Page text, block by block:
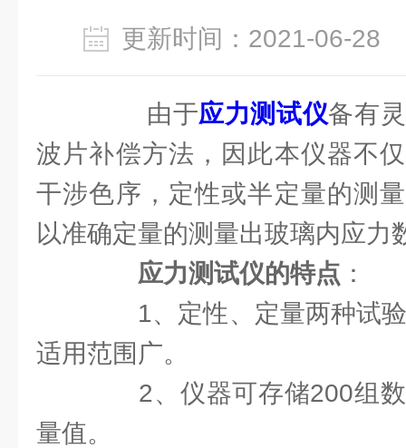
更新时间：2021-06-
由于应力测试仪备有
波片补偿方法，因此本仪器不
干涉色序，定性或半定量的测
以准确定量的测量出玻璃内应力
应力测试仪的特点 ：
1、定性、定量两种试验
适用范围广。
2、仪器可存储200组数
量值。